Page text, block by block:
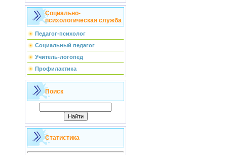
Социально-
психологическая служба
Педагог-психолог
Социальный педагог
Учитель-логопед
Профилактика
Поиск
Статистика